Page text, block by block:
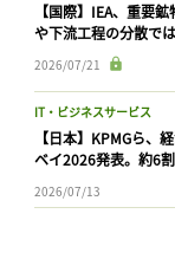
【国際】IEA、重要
や下流工程の分散で
2026/07/21
IT・ビジネスサービス
【日本】KPMGら、
ベイ2026発表。約6
2026/07/13